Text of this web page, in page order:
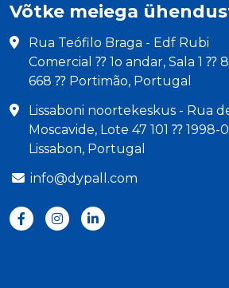
Võtke meiega
Rua Teófilo Braga - Edf Rubi
Comercial ⁇ 1o andar, Sala 1 ⁇
668 ⁇ Portimão, Portugal
Lissaboni noortekeskus - Rua
Moscavide, Lote 47 101 ⁇ 1998-
Lissabon, Portugal
info@dypall.com